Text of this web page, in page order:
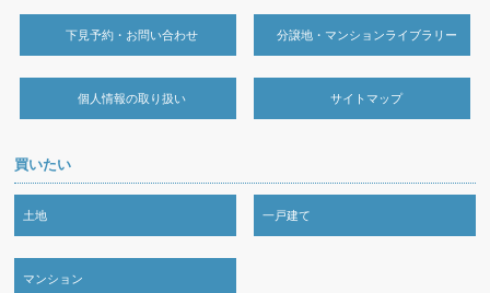
下見予約・お問い合わせ 分譲地・マンションライブラリー
個人情報の取り扱い サイトマップ
買いたい
土地 一戸建て
マンション